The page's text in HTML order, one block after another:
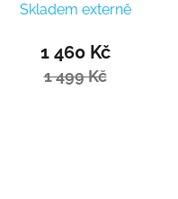
Skladem externě
1 460 Kč
1 499 Kč